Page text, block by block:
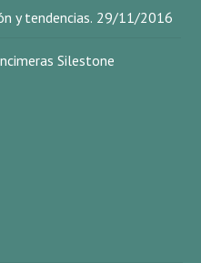
y tendencias. 29/11/2016
Silestone